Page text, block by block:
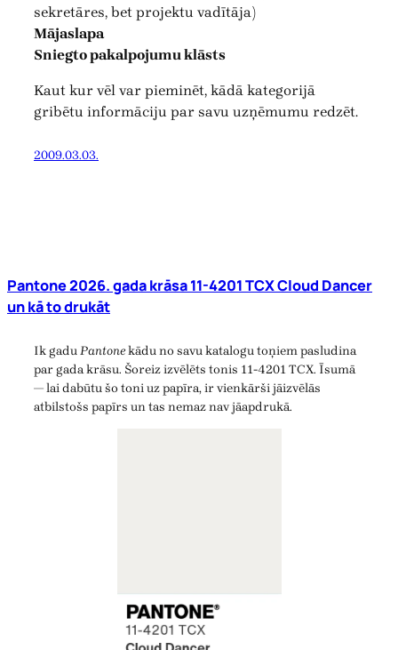
sekretāres, bet projektu vadītāja)
Mājaslapa
Sniegto pakalpojumu klāsts
Kaut kur vēl var pieminēt, kādā kategorijā
gribētu informāciju par savu uzņēmumu redzēt.
2009.03.03.
Pantone 2026. gada krāsa 11-4201 TCX Cloud Dancer
un kā to drukāt
Ik gaduPantonekādu no savu katalogu toņiem pasludina
par gada krāsu. Šoreiz izvēlēts tonis 11-4201 TCX. Īsumā
— lai dabūtu šo toni uz papīra, ir vienkārši jāizvēlās
atbilstošs papīrs un tas nemaz nav jāapdrukā.